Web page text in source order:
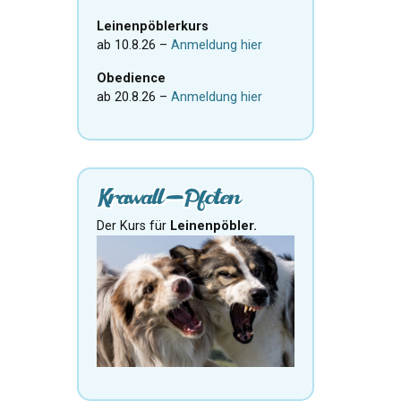
Leinenpöblerkurs
ab 10.8.26 – Anmeldung hier
Obedience
ab 20.8.26 – Anmeldung hier
Krawall-Pfoten
Der Kurs für Leinenpöbler.